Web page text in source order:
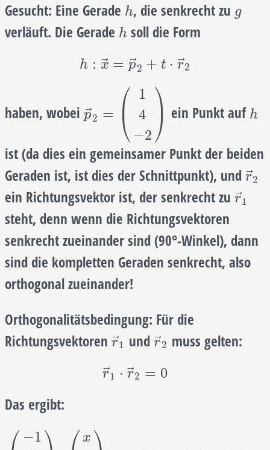
Gesucht: Eine Gerade h
h, die senkrecht zu g
g
verläuft. Die Gerade h
h soll die Form
h : x = p⃗
2 + t ⋅ r⃗
2
h :x →=p →2+t ⋅r →2
haben, wobei p⃗
2 = ⎛
⎝
⎜
1
4
−2
⎞
⎠
⎟
p→2= 1 −2 ein Punkt auf h
h
ist (da dies ein gemeinsamer Punkt der beiden
Geraden ist, ist dies der Schnittpunkt), und r⃗
2
r→
ein Richtungsvektor ist, der senkrecht zu r⃗
1
r→
steht, denn wenn die Richtungsvektoren
senkrecht zueinander sind (90°-Winkel), dann
sind die kompletten Geraden senkrecht, also
orthogonal zueinander!
Orthogonalitätsbedingung: Für die
Richtungsvektoren r⃗
1
r→1
undr⃗
2
r→2
muss gelten:
r⃗
1 ⋅ r⃗
2 = 0
r→1⋅r→2 =0
Das ergibt:
−1
x